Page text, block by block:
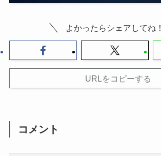
よかったらシェアしてね！
URLをコピーする
コメント